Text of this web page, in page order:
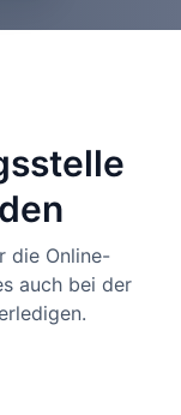
die Online-
auch bei der